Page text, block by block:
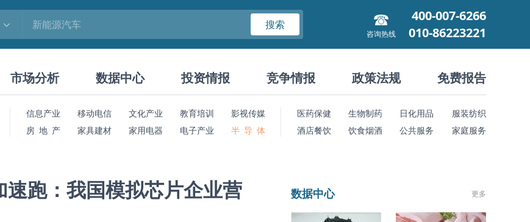
搜索
咨询热线
400-007-6266
010-86223221
市场分析 数据中心 投资情报 竞争情报 政策法规 免费报告
信息产业 移动电信 文化产业 教育培训
影视传媒
房 地 产
家具建材 家用电器 电子产业 半 导 体
医药保健 生物制药 日化用品
服装纺织
酒店餐饮
饮食烟酒 公共服务 家庭服务
跑：我国模拟芯片企业营
数据中心 更多